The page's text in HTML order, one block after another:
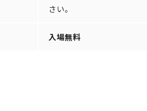
さい。
入場無料